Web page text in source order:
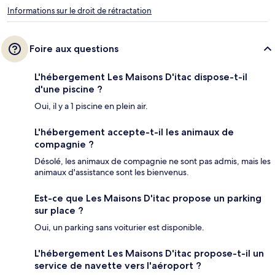
Informations sur le droit de rétractation
Foire aux questions
L'hébergement Les Maisons D'itac dispose-t-il
d'une piscine ?
Oui, il y a 1 piscine en plein air.
L'hébergement accepte-t-il les animaux de
compagnie ?
Désolé, les animaux de compagnie ne sont pas admis, mais les
animaux d'assistance sont les bienvenus.
Est-ce que Les Maisons D'itac propose un parking
sur place ?
Oui, un parking sans voiturier est disponible.
L'hébergement Les Maisons D'itac propose-t-il un
service de navette vers l'aéroport ?